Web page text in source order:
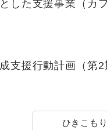
した支援事業（カ
支援行動計画（第2
ひきこも